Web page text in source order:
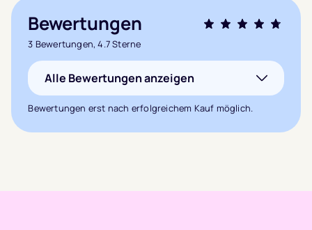
Bewertungen
4.7von 5,
basierend auf
3
Kundenbewertungen
3 Bewertungen, 4.7 Sterne
Alle Bewertungen anzeigen
Bewertungen erst nach erfolgreichem Kauf möglich.